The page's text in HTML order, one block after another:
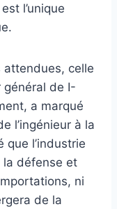
l’unique
attendues, celle
général de I-
a marqué
l’ingénieur à la
l’industrie
la défense et
ni
de la